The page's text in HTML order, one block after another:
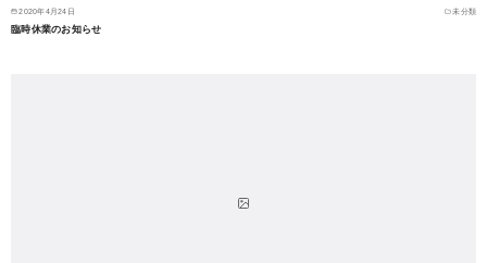
2020年4月24日 未分類
臨時休業のお知らせ